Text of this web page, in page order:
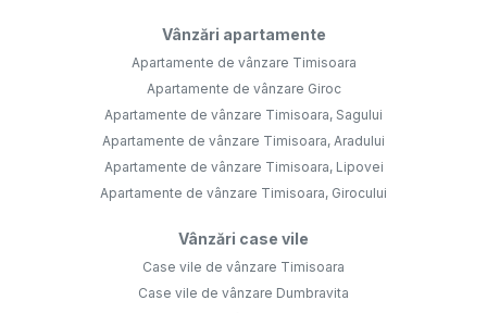
Vânzări apartamente
Apartamente de vânzare Timisoara
Apartamente de vânzare Giroc
Apartamente de vânzare Timisoara, Sagului
Apartamente de vânzare Timisoara, Aradului
Apartamente de vânzare Timisoara, Lipovei
Apartamente de vânzare Timisoara, Girocului
Vânzări case vile
Case vile de vânzare Timisoara
Case vile de vânzare Dumbravita